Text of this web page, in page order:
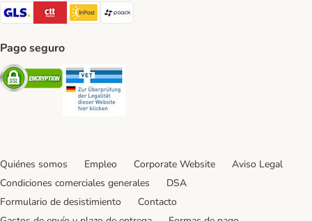
GLS Shipping Method
CTTExpress Shipping Method
InPost Shipping Method
paack Shipping Method
Pago seguro
Security
Quiénes somos Empleo Corporate Website
Aviso Legal
Condiciones comerciales generales
DSA
Formulario de desistimiento
Contacto